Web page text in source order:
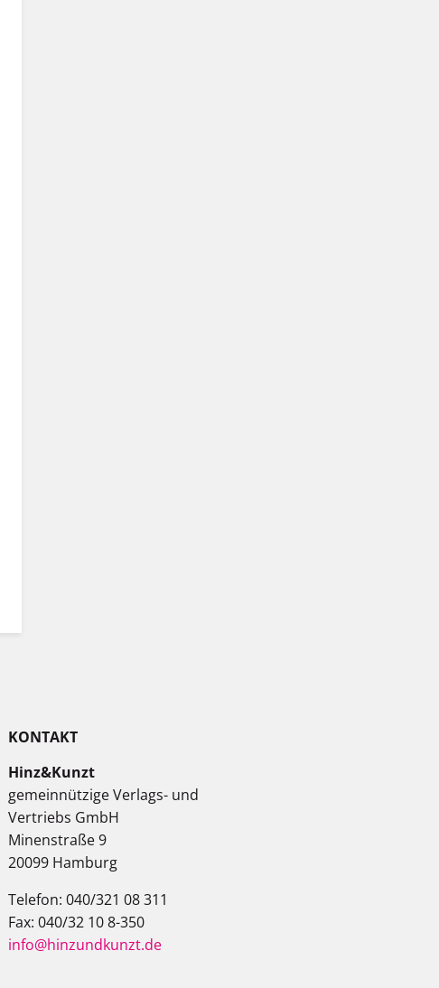
KONTAKT
Hinz&Kunzt
gemeinnützige Verlags- und
Vertriebs GmbH
Minenstraße 9
20099 Hamburg
Telefon: 040/321 08 311
Fax: 040/32 10 8-350
info@hinzundkunzt.de